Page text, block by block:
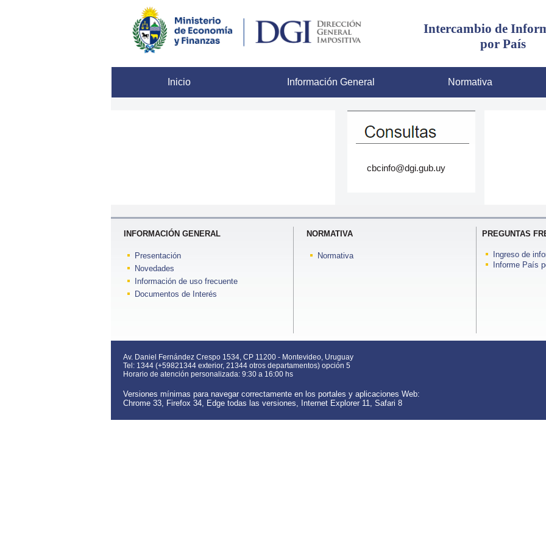
Intercambio de
por País
Inicio Información General Normativa
cbcinfo@dgi.gub.uy
INFORMACIÓN GENERAL
Presentación
Novedades
Información de uso frecuente
Documentos de Interés
NORMATIVA
Normativa
PREGUNTAS
Ingreso de
Informe País
Av. Daniel Fernández Crespo 1534, CP 11200 - Montevideo, Uruguay
Tel: 1344 (+59821344 exterior, 21344 otros departamentos) opción 5
Horario de atención personalizada: 9:30 a 16:00 hs
Versiones mínimas para navegar correctamente en los portales y aplicaciones Web:
Chrome 33, Firefox 34, Edge todas las versiones, Internet Explorer 11, Safari 8